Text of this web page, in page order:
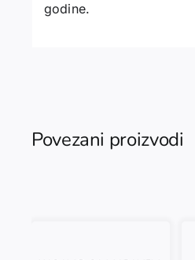
godine.
Povezani proizvodi